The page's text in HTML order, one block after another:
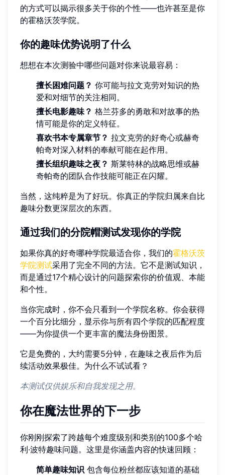
的方式可以揭示很多关于你的个性——也许甚至是你
的霍格沃茨学院。
你的趣味优势说明了什么
想想在本次测验中哪些问题对你来说最容易：
擅长困难问题？ 你可能与拉文克劳对知识的热
爱和对细节的关注相同。
擅长电影趣味？ 格兰芬多的勇敢和对故事的热
情可能是你的定义特征。
喜欢书本专属章节？ 拉文克劳的好奇心或赫奇
帕奇对深入材料的奉献可能在起作用。
擅长组织趣味之夜？ 斯莱特林的战略思维或赫
奇帕奇的团队合作技能可能正在闪耀。
当然，这纯粹是为了好玩。你真正的学院归属来自比
趣味分数更深层次的东西。
通过我们的分院帽测试发现你的学院
如果你真的好奇哪种学院最适合你，我们的霍格沃茨
学院测试采用了完全不同的方法。它不是测试知识，
而是通过17个精心设计的问题探索你的价值观、本能
和个性。
当你完成时，你不会只看到一个学院名称。你会获得
一个百分比细分，显示你与所有四个学院的匹配程度
——为你提供一个更丰富的魔法身份图景。
它是免费的，大约需要5分钟，在趣味之夜后作为后
续活动效果极佳。为什么不试试看？
本测试仅供娱乐和自我发现之用。
你在魔法世界的下一步
你刚刚探索了跨越每个难度级别和类别的100多个哈
利·波特趣味问题。这里是你涵盖内容的快速回顾：
简单趣味知识 包含每位粉丝都应该知道的基础